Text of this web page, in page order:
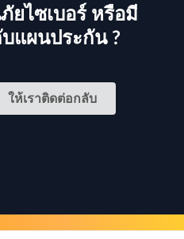
ยไซเบอร์ หรือมี
แผนประกัน ?
ให้เราติดต่อกลับ